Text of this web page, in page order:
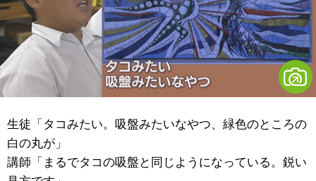
生徒「タコみたい。吸盤みたいなやつ、緑色のところの
白の丸が」
講師「まるでタコの吸盤と同じようになっている。鋭い